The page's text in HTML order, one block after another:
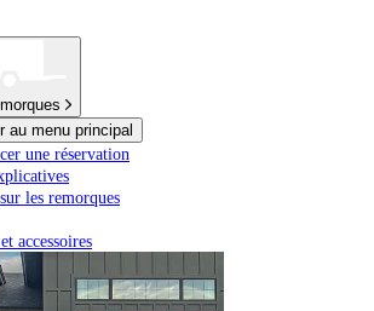
au menu principal
une réservation
les remorques
accessoires